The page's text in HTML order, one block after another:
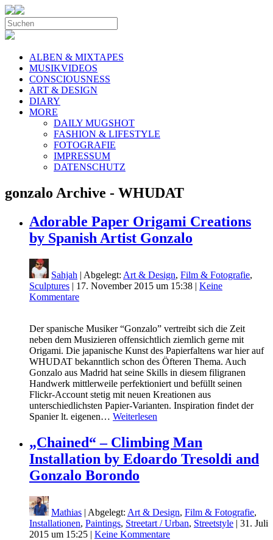
ALBEN & MIXTAPES
MUSIKVIDEOS
CONSCIOUSNESS
ART & DESIGN
DIARY
MORE
DAILY MUGSHOT
FASHION & LIFESTYLE
FOTOGRAFIE
IMPRESSUM
DATENSCHUTZ
gonzalo Archive - WHUDAT
Adorable Paper Origami Creations
by Spanish Artist Gonzalo
Sahjah | Abgelegt: Art & Design, Film & Fotografie,
Sculptures | 17. November 2015 um 15:38 | Keine
Kommentare
Der spanische Musiker “Gonzalo” vertreibt sich die Zeit
neben dem Musizieren offensichtlich ziemlich gerne mit
Origami. Die japanische Kunst des Papierfaltens war hier auf
WHUDAT bekanntlich schon des Öfteren Thema. Auch
Gonzalo aus Madrid hat seine Skills in diesem filigranen
Handwerk mittlerweile perfektioniert und befüllt seinen
Flickr-Account stetig mit neuen Kreationen aus
unterschiedlichsten Papier-Varianten. Inspiration findet der
Spanier lt. eigenen… Weiterlesen
„Chained“ – Climbing Man
Installation by Edoardo Tresoldi and
Gonzalo Borondo
Mathias | Abgelegt: Art & Design, Film & Fotografie,
Installationen, Paintings, Streetart / Urban, Streetstyle | 31. Juli
2015 um 15:25 | Keine Kommentare